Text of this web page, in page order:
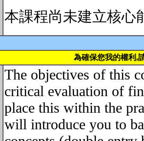
本課程尚未建立核心
為確保您我的權利,
The objectives of this
critical evaluation of
place this within the
will introduce you to